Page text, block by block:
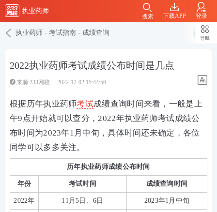
执业药师
下载APP 登录
搜索
执业药师 - 考试指南 - 成绩查询
导航
2022执业药师考试成绩公布时间是几点
来源:233网校 2022-12-02 15:44:56
根据历年执业药师考试成绩查询时间来看，一般是上
午9点开始就可以查分，2022年执业药师考试成绩公
布时间为2023年1月中旬，具体时间还未确定，各位
同学可以多多关注。
历年执业药师成绩公布时间
年份 考试时间 成绩查询时间
2022年 11月5日、6日 2023年1月中旬